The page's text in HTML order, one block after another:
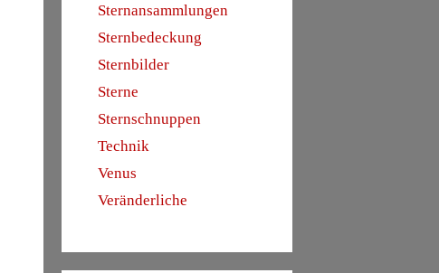
Sternansammlungen
Sternbedeckung
Sternbilder
Sterne
Sternschnuppen
Technik
Venus
Veränderliche